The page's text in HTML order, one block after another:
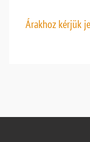
Árakhoz kérjük